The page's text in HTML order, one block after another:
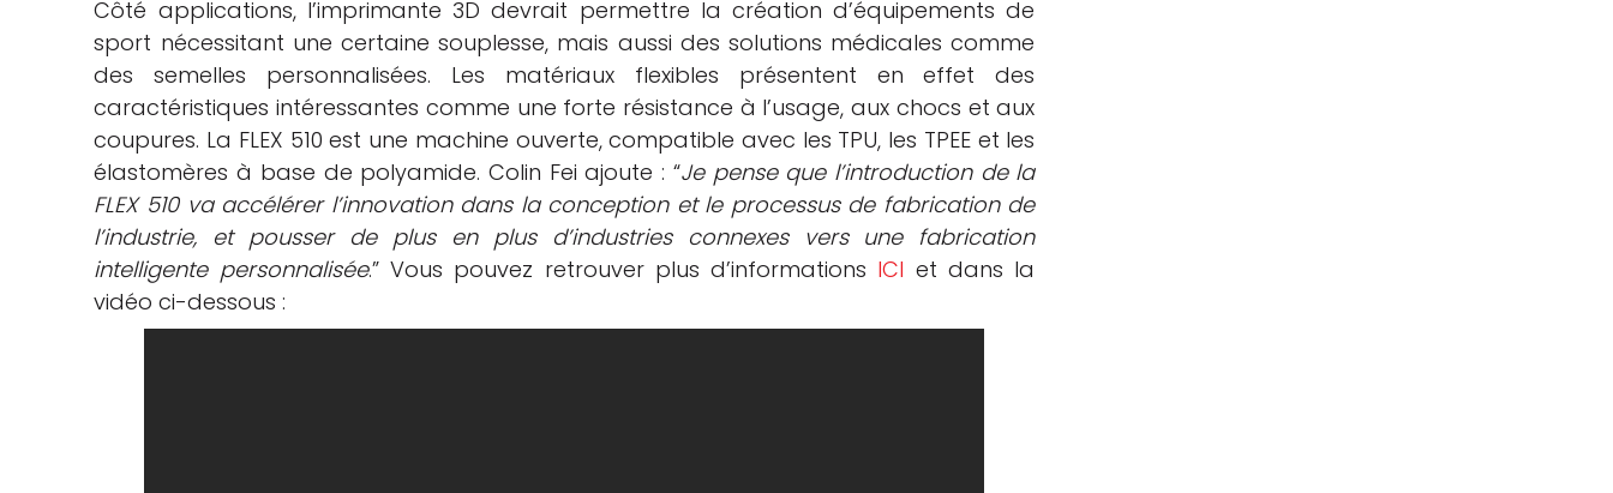
Côté applications, l’imprimante 3D devrait permettre la création d’équipements de
sport nécessitant une certaine souplesse, mais aussi des solutions médicales comme
des semelles personnalisées. Les matériaux flexibles présentent en effet des
caractéristiques intéressantes comme une forte résistance à l’usage, aux chocs et aux
coupures. La FLEX 510 est une machine ouverte, compatible avec les TPU, les TPEE et les
élastomères à base de polyamide. Colin Fei ajoute : “Je pense que l’introduction de la
FLEX 510 va accélérer l’innovation dans la conception et le processus de fabrication de
l’industrie, et pousser de plus en plus d’industries connexes vers une fabrication
intelligente personnalisée.” Vous pouvez retrouver plus d’informations ICI et dans la
vidéo ci-dessous :